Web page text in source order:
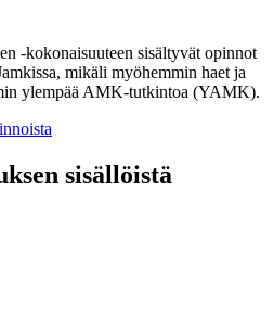
-kokonaisuuteen sisältyvät opinnot
mikäli myöhemmin haet ja
ylempää AMK-tutkintoa (YAMK).
sisällöistä